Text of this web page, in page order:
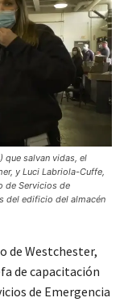
que salvan vidas, el
y Luci Labriola-Cuffe,
de Servicios de
del edificio del almacén
de Westchester,
de capacitación
de Emergencia